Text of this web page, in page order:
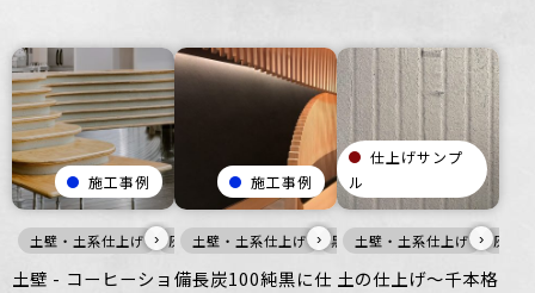
施工事例
土壁・土系仕上げ 灰 家具・什器 ざらざら 商業空間
›
土壁 - コーヒーショ
施工事例
土壁・土系仕上げ 黒 壁 ざらざら 商業空
›
備長炭100純黒に仕
仕上げサンプ
ル
土壁・土系仕上げ 灰
›
土の仕上げ～千本格